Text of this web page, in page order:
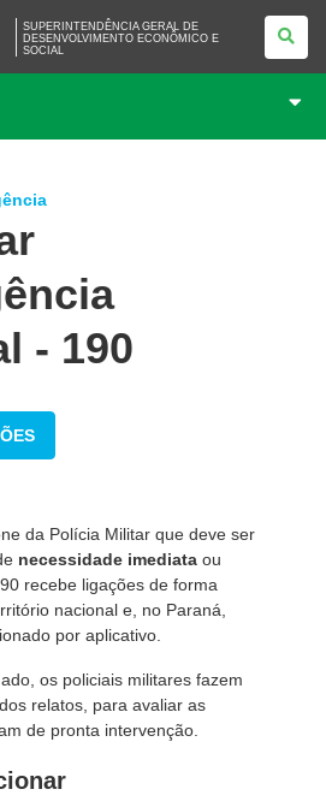
SUPERINTENDÊNCIA GERAL DE
DESENVOLVIMENTO ECONÔMICO E
SOCIAL
- 190
da Polícia Militar que deve ser
necessidade imediata ou
recebe ligações de forma
nacional e, no Paraná,
por aplicativo.
os policiais militares fazem
relatos, para avaliar as
de pronta intervenção.